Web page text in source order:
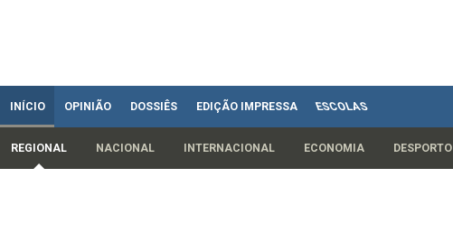
INÍCIO OPINIÃO DOSSIÊS EDIÇÃO IMPRESSA ESCOLAS
REGIONAL NACIONAL INTERNACIONAL ECONOMIA DESPORTO